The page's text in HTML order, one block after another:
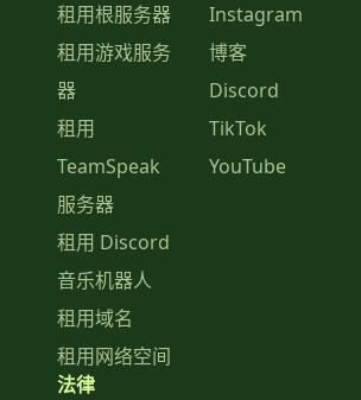
租用根服务器
租用游戏服务
器
租用
TeamSpeak
服务器
租用 Discord
音乐机器人
租用域名
租用网络空间
Instagram
博客
Discord
TikTok
YouTube
法律